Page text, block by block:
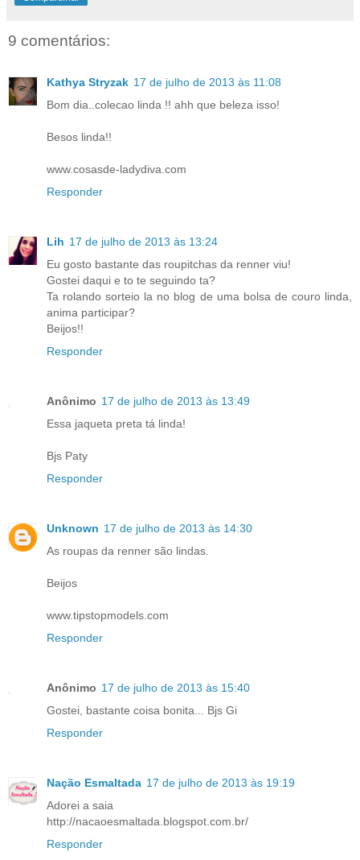
9 comentários:
Kathya Stryzak 17 de julho de 2013 às 11:08
Bom dia..colecao linda !! ahh que beleza isso!
Besos linda!!
www.cosasde-ladydiva.com
Responder
Lih 17 de julho de 2013 às 13:24
Eu gosto bastante das roupitchas da renner viu!
Gostei daqui e to te seguindo ta?
Ta rolando sorteio la no blog de uma bolsa de couro linda,
anima participar?
Beijos!!
Responder
Anônimo 17 de julho de 2013 às 13:49
Essa jaqueta preta tá linda!
Bjs Paty
Responder
Unknown 17 de julho de 2013 às 14:30
As roupas da renner são lindas.
Beijos
www.tipstopmodels.com
Responder
Anônimo 17 de julho de 2013 às 15:40
Gostei, bastante coisa bonita... Bjs Gi
Responder
Nação Esmaltada 17 de julho de 2013 às 19:19
Adorei a saia
http://nacaoesmaltada.blogspot.com.br/
Responder